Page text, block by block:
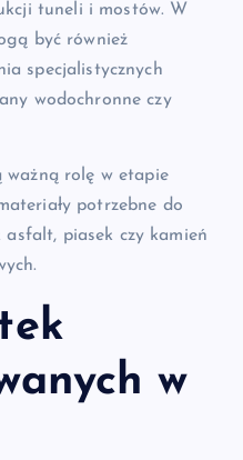
tuneli i mostów. W
być również
specjalistycznych
wodochronne czy
ważną rolę w etapie
potrzebne do
piasek czy kamień
w